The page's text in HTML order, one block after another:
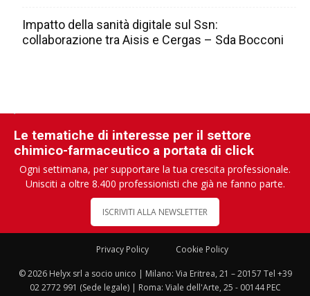
Impatto della sanità digitale sul Ssn:
collaborazione tra Aisis e Cergas – Sda Bocconi
Le tematiche di interesse per il settore
chimico-farmaceutico a portata di click
Ogni settimana, per supportare la tua crescita professionale.
Unisciti a oltre 8.400 professionisti che già ne fanno parte.
ISCRIVITI ALLA NEWSLETTER
Privacy Policy Cookie Policy
© 2026 Helyx srl a socio unico | Milano: Via Eritrea, 21 – 20157 Tel +39
02 2772 991 (Sede legale) | Roma: Viale dell'Arte, 25 - 00144 PEC